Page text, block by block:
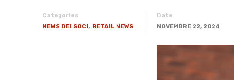
Categories
NEWS DEI SOCI, RETAIL NEWS
Date
NOVEMBRE 22, 2024